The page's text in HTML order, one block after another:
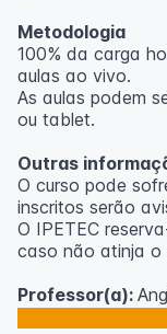
Metodologia
100% da carga
aulas ao vivo.
As aulas podem
ou tablet.
Outras
O curso pode
inscritos serão
O IPETEC
caso não atinja o
Professor(a):